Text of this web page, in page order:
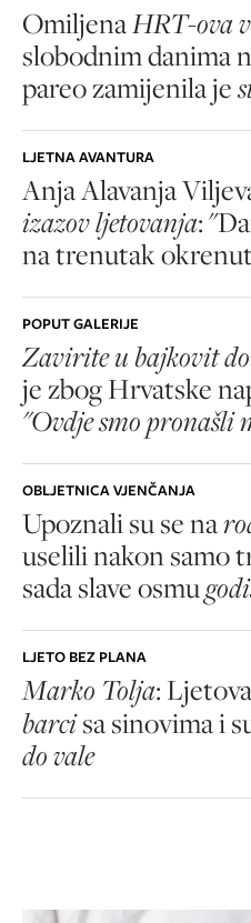
OmiljenaHRT-ova
slobodnim danima
pareo zamijenila je
LJETNA AVANTURA
Anja Alavanja
izazov ljetovanja:
na trenutak
POPUT GALERIJE
Zavirite u bajkovit
je zbog Hrvatske
"Ovdje smo pronašli
OBLJETNICA VJENČANJA
Upoznali su se na
uselili nakon samo
sada slave osmu
LJETO BEZ PLANA
Marko Tolja:
barcisa sinovima i
do vale